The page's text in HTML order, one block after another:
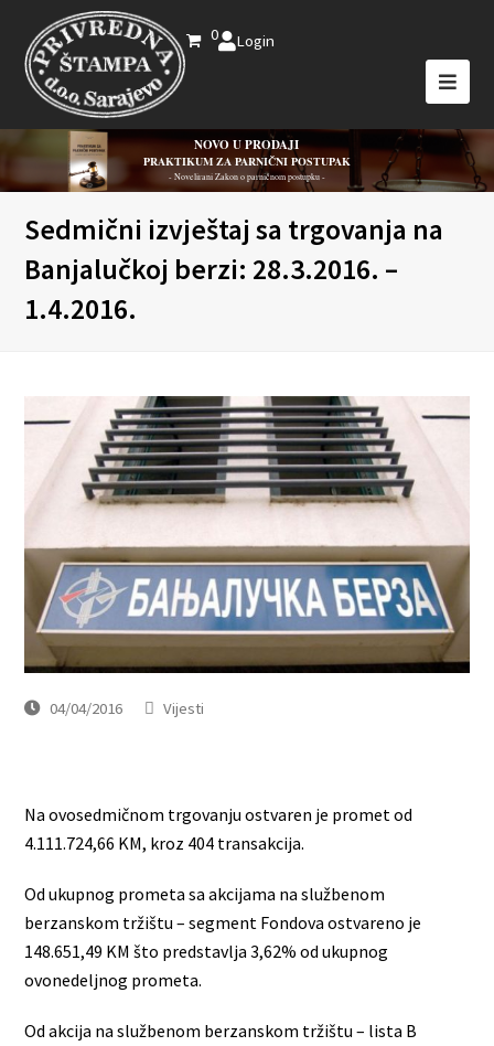
0 Login
NOVO U PRODAJI
PRAKTIKUM ZA PARNIČNI POSTUPAK
- Novelirani Zakon o parničnom postupku -
Sedmični izvještaj sa trgovanja na
Banjalučkoj berzi: 28.3.2016. –
1.4.2016.
04/04/2016 Vijesti
Na ovosedmičnom trgovanju ostvaren je promet od
4.111.724,66 KM, kroz 404 transakcija.
Od ukupnog prometa sa akcijama na službenom
berzanskom tržištu – segment Fondova ostvareno je
148.651,49 KM što predstavlja 3,62% od ukupnog
ovonedeljnog prometa.
Od akcija na službenom berzanskom tržištu – lista B